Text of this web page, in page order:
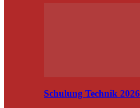
Schulung Technik 2026